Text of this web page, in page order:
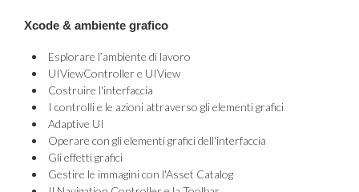
Xcode & ambiente grafico
Esplorare l’ambiente di lavoro
UIViewController e UIView
Costruire l'interfaccia
I controlli e le azioni attraverso gli elementi grafici
Adaptive UI
Operare con gli elementi grafici dell'interfaccia
Gli effetti grafici
Gestire le immagini con l'Asset Catalog